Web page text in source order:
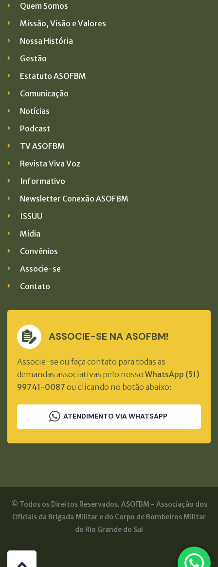
Quem Somos
Missão, Visão e Valores
Nossa História
Gestão
Estatuto ASOFBM
Comunicação
Notícias
Podcast
TV ASOFBM
Revista Viva Voz
Informativo
Newsletter Conexão ASOFBM
ISSUU
Mídia
Convênios
Associe-se
Contato
ASSOCIE-SE NA ASOFBM!
Associe-se ou faça contato para todas as
demandas associativas pelo nosso WhatsApp (51)
99741-0087 ou clicando no botão abaixo:
ATENDIMENTO VIA WHATSAPP
© Todos os Direitos Reservados. ASOFBM - Associação dos
Oficiais da Brigada Militar e do Corpo de Bombeiros Militar
do Rio Grande do Sul